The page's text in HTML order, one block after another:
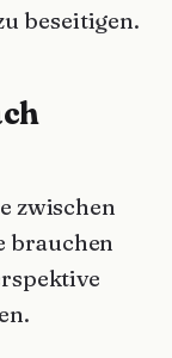
beseitigen.
zwischen
brauchen